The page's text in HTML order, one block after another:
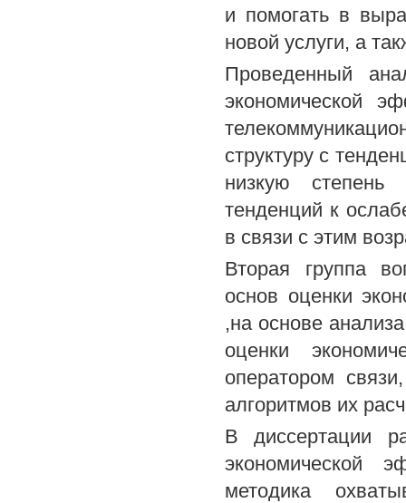
и помогать в
новой услуги, а
Проведенный
экономической
структуру с
низкую степень
тенденций к
в связи с этим
Вторая группа
основ оценки
,на основе
оценки
оператором
алгоритмов их
В диссертации
экономической
методика